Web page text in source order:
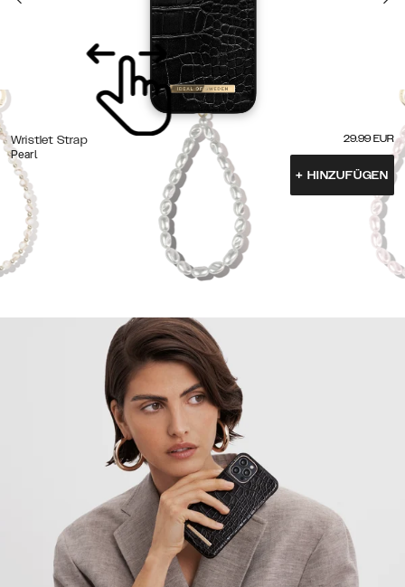
Wristlet Strap
Pearl
29.99 EUR
+ HINZUFÜGEN